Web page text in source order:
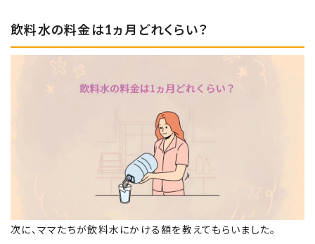
飲料水の料金は1ヵ月どれくらい？
次に、ママたちが飲料水にかける額を教えてもらいました。